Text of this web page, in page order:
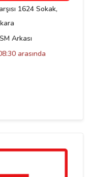
1624 Sokak,
Arkası
arasında